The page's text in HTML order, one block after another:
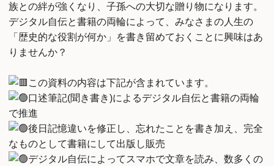
族との絆が強くなり、子孫への大切な贈り物になります。
デジタル自伝と書籍の両輪によって、みなさまの人生の
「歴史的な役割が何か」を書き留めておくことに興味はあ
りませんか？
この資料の内容は下記が含まれています。
口述筆記(聞き書き)によるデジタル自伝と書籍の両輪
で推進
後日記憶違いを修正し、忘れたことを書き加え、完全
なものとして書籍にして出版し販売
デジタル自伝によってスマホで文章を読み、数多くの